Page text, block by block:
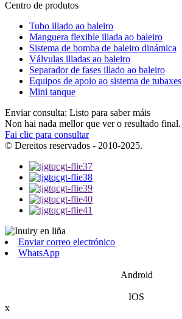
Centro de produtos
Tubo illado ao baleiro
Manguera flexible illada ao baleiro
Sistema de bomba de baleiro dinámica
Válvulas illadas ao baleiro
Separador de fases illado ao baleiro
Equipos de apoio ao sistema de tubaxes
Mini tanque
Enviar consulta: Listo para saber máis
Non hai nada mellor que ver o resultado final.
Fai clic para consultar
© Dereitos reservados - 2010-2025.
Enviar correo electrónico
WhatsApp
Android
IOS
x